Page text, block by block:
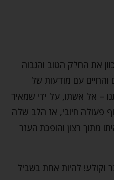
את החלק הטוב והגבוה
והחיים עם מודעות של
– אל אשתו, על ידי שמאיר
פעולה חיובי, אז הלב שלה
מתוך רצון והופכת העזר
וקולע! להיות אחת בשביל